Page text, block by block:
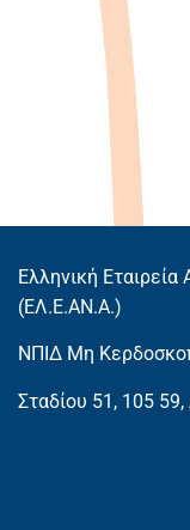
Ελληνική
(EΛ.Ε.ΑΝ.Α.)
ΝΠΙΔ Μη
Σταδίου 51, 105